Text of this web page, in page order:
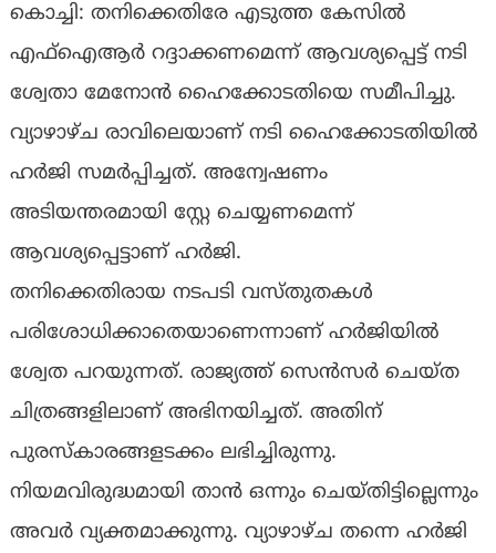
കൊച്ചി: തനിക്കെതിരേ എടുത്ത കേസിൽ
എഫ്ഐആർ റദ്ദാക്കണമെന്ന് ആവശ്യപ്പെട്ട് നടി
ശ്വേതാ മേനോൻ ഹൈക്കോടതിയെ സമീപിച്ചു.
വ്യാഴാഴ്ച രാവിലെയാണ് നടി ഹൈക്കോടതിയിൽ
ഹർജി സമർപ്പിച്ചത്. അന്വേഷണം
അടിയന്തരമായി സ്റ്റേ ചെയ്യണമെന്ന്
ആവശ്യപ്പെട്ടാണ് ഹർജി.
തനിക്കെതിരായ നടപടി വസ്തുതകൾ
പരിശോധിക്കാതെയാണെന്നാണ് ഹർജിയിൽ
ശ്വേത പറയുന്നത്. രാജ്യത്ത് സെൻസർ ചെയ്ത
ചിത്രങ്ങളിലാണ് അഭിനയിച്ചത്. അതിന്
പുരസ്കാരങ്ങളടക്കം ലഭിച്ചിരുന്നു.
നിയമവിരുദ്ധമായി താൻ ഒന്നും ചെയ്തിട്ടില്ലെന്നും
അവർ വ്യക്തമാക്കുന്നു. വ്യാഴാഴ്ച തന്നെ ഹർജി